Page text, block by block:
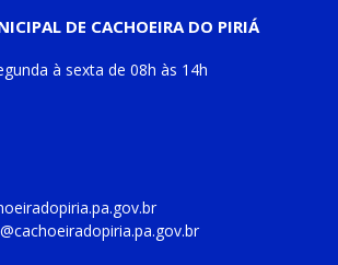
DE CACHOEIRA DO PIRIÁ
à sexta de 08h às 14h